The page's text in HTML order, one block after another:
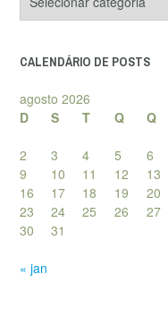
de
CALENDÁRIO DE POSTS
agosto 2026
D
S T Q Q
2
3 4 5 6
9
10 11 12 13
16
17 18 19 20
23
24 25 26 27
30
31
« jan